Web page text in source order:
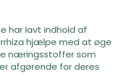
har lavt indhold af
hjælpe med at øge
næringsstoffer som
afgørende for deres